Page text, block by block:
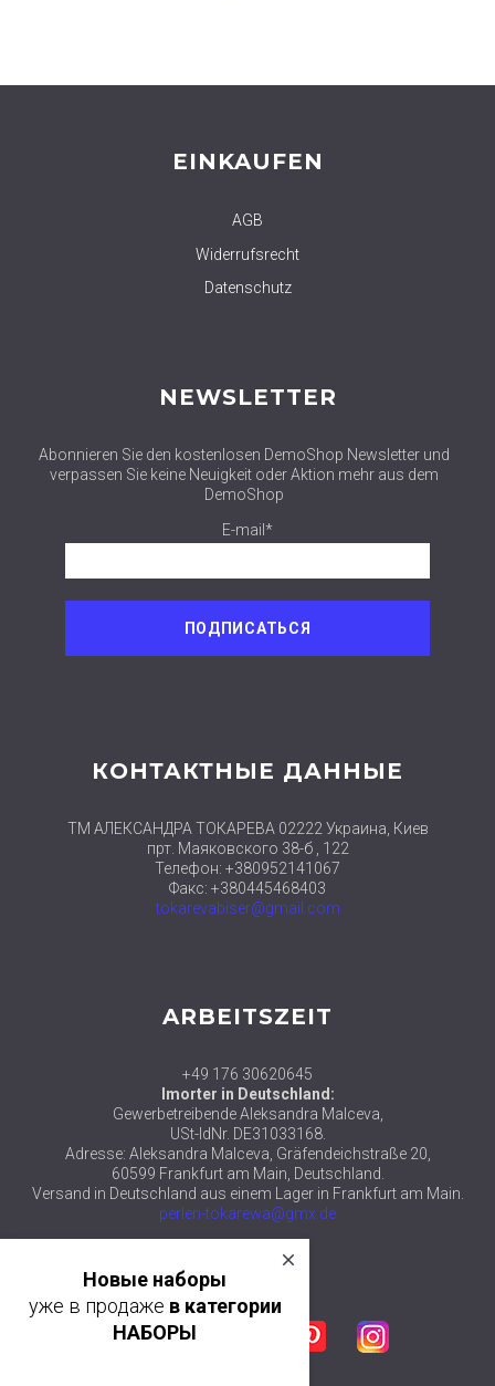
EINKAUFEN
AGB
Widerrufsrecht
Datenschutz
NEWSLETTER
Abonnieren Sie den kostenlosen DemoShop Newsletter und
verpassen Sie keine Neuigkeit oder Aktion mehr aus dem
DemoShop
E-mail*
КОНТАКТНЫЕ ДАННЫЕ
ТМ АЛЕКСАНДРА ТОКАРЕВА 02222 Украина, Киев
прт. Маяковского 38-б , 122
Телефон: +380952141067
Факс: +380445468403
tokarevabiser@gmail.com
ARBEITSZEIT
+49 176 30620645
Imorter in Deutschland:
Gewerbetreibende Aleksandra Malceva,
USt-IdNr. DE31033168.
Adresse: Aleksandra Malceva, Gräfendeichstraße 20,
60599 Frankfurt am Main, Deutschland.
Versand in Deutschland aus einem Lager in Frankfurt am Main.
perlen-tokarewa@gmx.de
© 2018 ТМ АЛЕКСАНДРА ТОКАРЕВА
Facebook Google plus Pinterest Instagram
Новые наборы
уже в продаже в категории
НАБОРЫ
close